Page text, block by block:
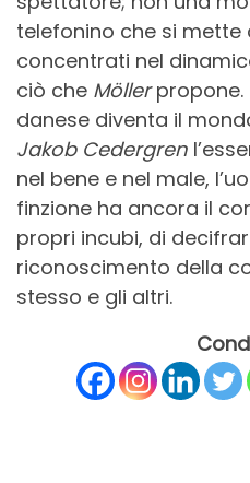
telefonino che si
concentrati nel
ciò che Möllerpropone.
danese diventa il
Jakob Cedergren
nel bene e nel male,
finzione ha ancora il
propri incubi, di
riconoscimento della
stesso e gli altri.